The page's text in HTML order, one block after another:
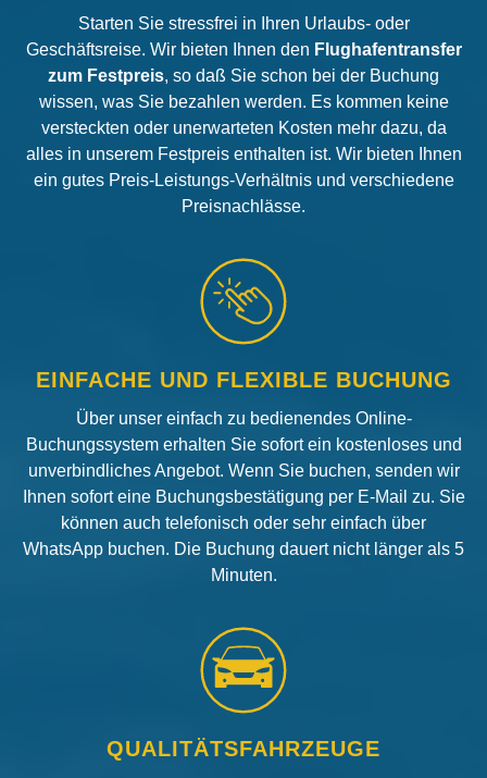
Starten Sie stressfrei in Ihren Urlaubs- oder
Geschäftsreise. Wir bieten Ihnen den Flughafentransfer
zum Festpreis, so daß Sie schon bei der Buchung
wissen, was Sie bezahlen werden. Es kommen keine
versteckten oder unerwarteten Kosten mehr dazu, da
alles in unserem Festpreis enthalten ist. Wir bieten Ihnen
ein gutes Preis-Leistungs-Verhältnis und verschiedene
Preisnachlässe.
EINFACHE UND FLEXIBLE BUCHUNG
Über unser einfach zu bedienendes Online-
Buchungssystem erhalten Sie sofort ein kostenloses und
unverbindliches Angebot. Wenn Sie buchen, senden wir
Ihnen sofort eine Buchungsbestätigung per E-Mail zu. Sie
können auch telefonisch oder sehr einfach über
WhatsApp buchen. Die Buchung dauert nicht länger als 5
Minuten.
QUALITÄTSFAHRZEUGE